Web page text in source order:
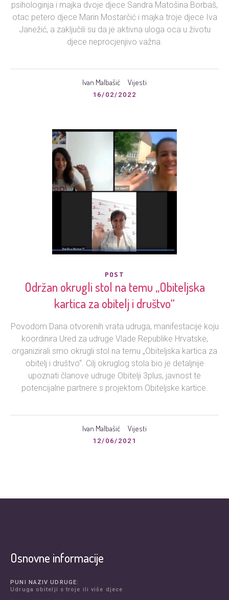
psihologinja i majka dvoje djece Sandra Matošina Borbaš,
otac petero djece Marin Mostarčić i majka troje djece Iva
Janežić, a zaključili su da je aktivna uloga oca u životu
djece neprocjenjivo važna.
Ivan Malbašić Vijesti
16/02/2022
POST
Održan okrugli stol na temu „Obiteljska
kartica za obitelj i društvo“
Povodom Dana otvorenih vrata udruga, manifestacije koju
koordinira Ured za udruge Vlade Republike Hrvatske,
organizirali smo okrugli stol na temu „Obiteljska kartica za
obitelj i društvo“. Cilj okruglog stola bio je detaljnije
upoznati članove udruge Obitelji 3plus, javnost te
potencijalne partnere s projektom Obiteljske kartice.
Ivan Malbašić Vijesti
12/06/2021
Osnovne informacije
PUNI NAZIV UDRUGE:
Udruga obitelji s troje ili više djece